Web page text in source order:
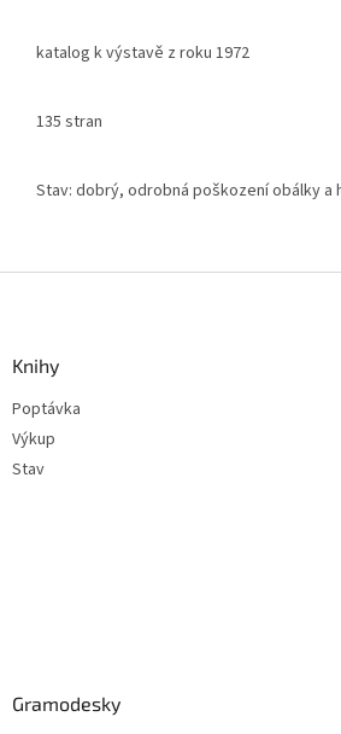
katalog k výstavě z roku 1972
135 stran
Stav: dobrý, odrobná poškození obálky a
Knihy
Poptávka
Výkup
Stav
Gramodesky